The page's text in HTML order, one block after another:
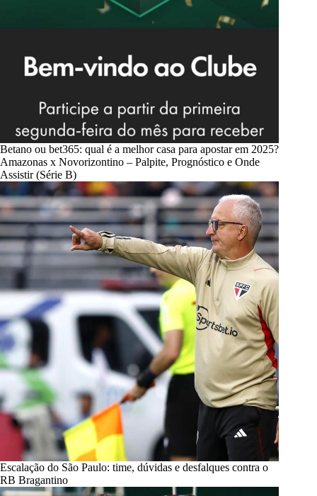
Betano ou bet365: qual é a melhor casa para apostar em 2025?
Amazonas x Novorizontino – Palpite, Prognóstico e Onde
Assistir (Série B)
Escalação do São Paulo: time, dúvidas e desfalques contra o
RB Bragantino